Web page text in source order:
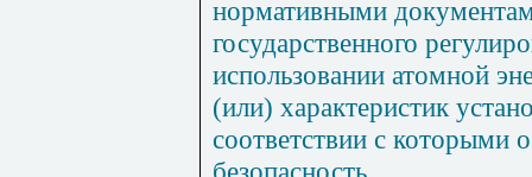
нормативными
государственного
использовании атомной
(или) характеристик
соответствии с которыми